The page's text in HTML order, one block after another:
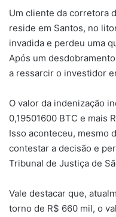
Um cliente da corretora
reside em Santos, no
invadida e perdeu uma
Após um
a ressarcir o investidor
O valor da indenização
0,19501600 BTC e mais
Isso aconteceu, mesmo
contestar a decisão e
Tribunal de Justiça de
Vale destacar que,
torno de R$ 660 mil, o